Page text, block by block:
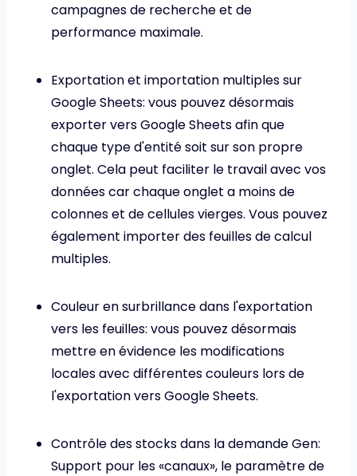
campagnes de recherche et de
performance maximale.
Exportation et importation multiples sur
Google Sheets: vous pouvez désormais
exporter vers Google Sheets afin que
chaque type d'entité soit sur son propre
onglet. Cela peut faciliter le travail avec vos
données car chaque onglet a moins de
colonnes et de cellules vierges. Vous pouvez
également importer des feuilles de calcul
multiples.
Couleur en surbrillance dans l'exportation
vers les feuilles: vous pouvez désormais
mettre en évidence les modifications
locales avec différentes couleurs lors de
l'exportation vers Google Sheets.
Contrôle des stocks dans la demande Gen:
Support pour les «canaux», le paramètre de